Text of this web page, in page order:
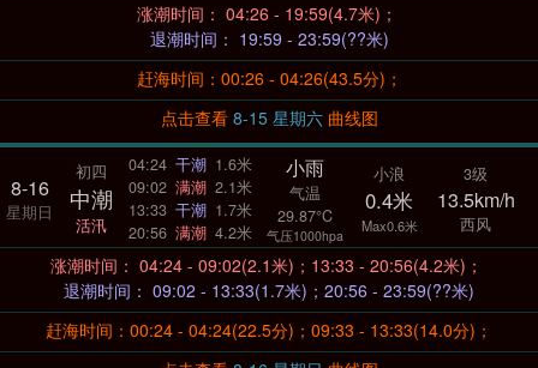
涨潮时间： 04:26 - 19:59(4.7米)；
退潮时间： 19:59 - 23:59(??米)
赶海时间：00:26 - 04:26(43.5分)；
点击查看
8-15 星期六 曲线图
8-16
星期日
初四
中潮
活汛
04:24 干潮 1.6米
09:02 满潮 2.1米
13:33 干潮 1.7米
20:56 满潮 4.2米
小雨
气温
29.87°C
气压1000hpa
小浪
0.4米
Max0.6米
3级
13.5km/h
西风
涨潮时间： 04:24 - 09:02(2.1米)；13:33 - 20:56(4.2米)；
退潮时间： 09:02 - 13:33(1.7米)；20:56 - 23:59(??米)
赶海时间：00:24 - 04:24(22.5分)；09:33 - 13:33(14.0分)；